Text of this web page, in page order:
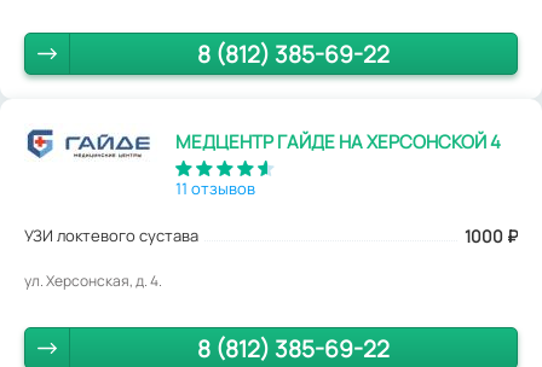
8 (812) 385-69-22
МЕДЦЕНТР ГАЙДЕ НА ХЕРСОНСКОЙ 4
11 отзывов
УЗИ локтевого сустава 1000 ₽
ул. Херсонская, д. 4.
8 (812) 385-69-22